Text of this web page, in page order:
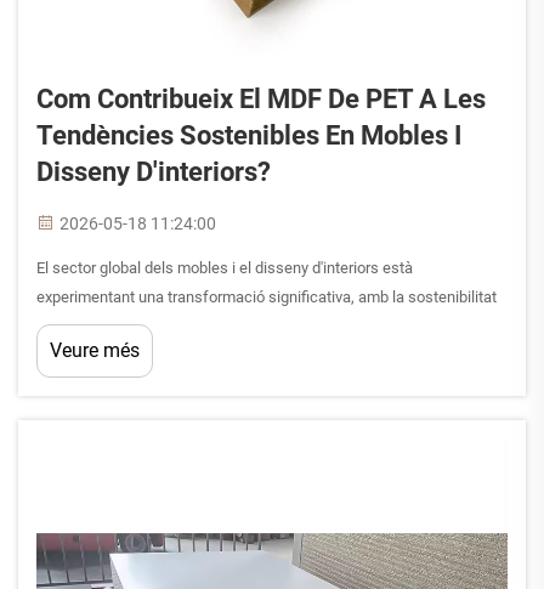
Com Contribueix El MDF De PET A Les
Tendències Sostenibles En Mobles I
Disseny D'interiors?
2026-05-18 11:24:00
El sector global dels mobles i el disseny d'interiors està
experimentant una transformació significativa, amb la sostenibilitat
que passa d’una tendència a un requisit fonamental. Dissenyadors,
fabricants i equips d’adquisicions busquen activament materials
Veure més